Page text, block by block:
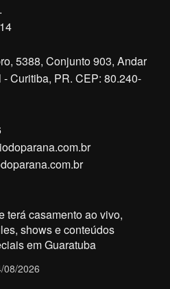
5388, Conjunto 903, Andar
Curitiba, PR. CEP: 80.240-
terá casamento ao vivo,
shows e conteúdos
em Guaratuba
08/2026